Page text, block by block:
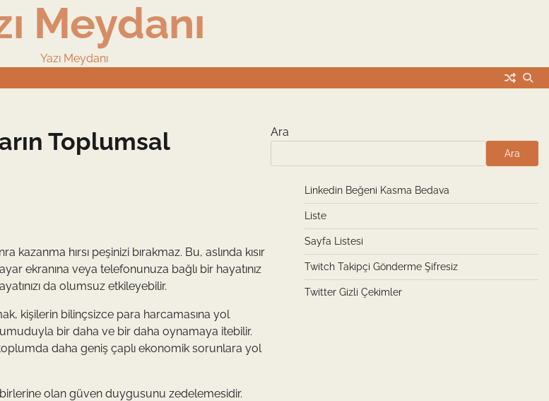
Meydanı
Yazı Meydanı
Toplumsal
kazanma hırsı peşinizi bırakmaz. Bu, aslında kısır
ekranına veya telefonunuza bağlı bir hayatınız
da olumsuz etkileyebilir.
kişilerin bilinçsizce para harcamasına yol
bir daha ve bir daha oynamaya itebilir.
daha geniş çaplı ekonomik sorunlara yol
olan güven duygusunu zedelemesidir.
Ara
Ara
Linkedin Beğeni Kasma Bedava
Liste
Sayfa Listesi
Twitch Takipçi Gönderme Şifresiz
Twitter Gizli Çekimler